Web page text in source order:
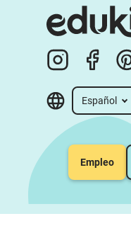
Español
Empleo